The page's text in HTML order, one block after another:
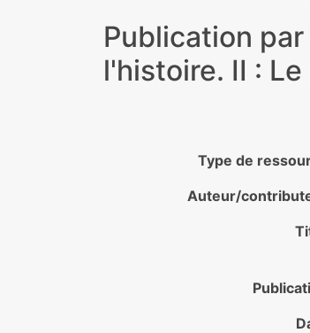
Publication
l'histoire. II :
Type de
Auteur/